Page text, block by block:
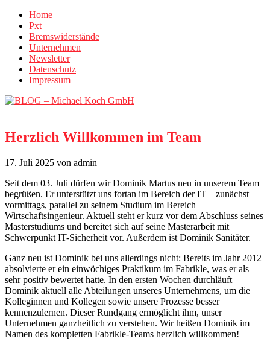
Home
Pxt
Bremswiderstände
Unternehmen
Newsletter
Datenschutz
Impressum
Herzlich Willkommen im Team
17. Juli 2025 von admin
Seit dem 03. Juli dürfen wir Dominik Martus neu in unserem Team
begrüßen. Er unterstützt uns fortan im Bereich der IT – zunächst
vormittags, parallel zu seinem Studium im Bereich
Wirtschaftsingenieur. Aktuell steht er kurz vor dem Abschluss seines
Masterstudiums und bereitet sich auf seine Masterarbeit mit
Schwerpunkt IT-Sicherheit vor. Außerdem ist Dominik Sanitäter.
Ganz neu ist Dominik bei uns allerdings nicht: Bereits im Jahr 2012
absolvierte er ein einwöchiges Praktikum im Fabrikle, was er als
sehr positiv bewertet hatte. In den ersten Wochen durchläuft
Dominik aktuell alle Abteilungen unseres Unternehmens, um die
Kolleginnen und Kollegen sowie unsere Prozesse besser
kennenzulernen. Dieser Rundgang ermöglicht ihm, unser
Unternehmen ganzheitlich zu verstehen. Wir heißen Dominik im
Namen des kompletten Fabrikle-Teams herzlich willkommen!